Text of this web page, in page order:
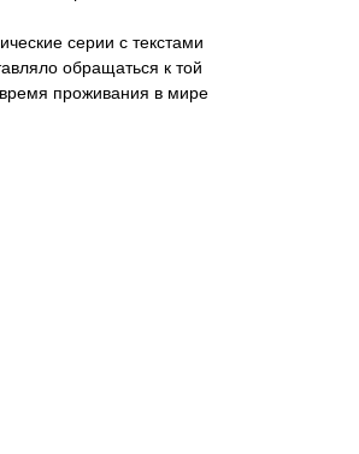
серии с текстами
обращаться к той
проживания в мире